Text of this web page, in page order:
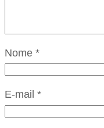
Nome *
E-mail *